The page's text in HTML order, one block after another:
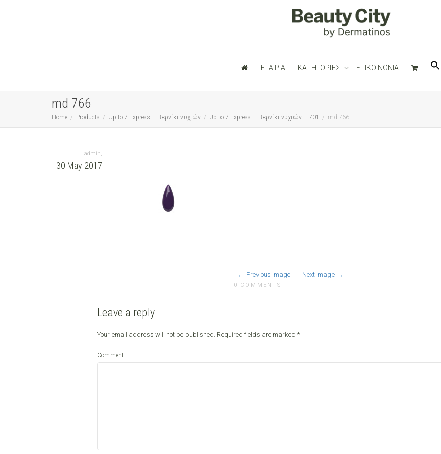
ΕΤΑΙΡΙΑ ΚΑΤΗΓΟΡΙΕΣ ΕΠΙΚΟΙΝΩΝΙΑ
md 766
Home Products Up to 7 Express – Βερνίκι νυχιών Up to 7 Express – Βερνίκι νυχιών – 701 md 766
admin,
30 May 2017
Previous Image Next Image
0 COMMENTS
Leave a reply
Your email address will not be published. Required fields are marked *
Comment